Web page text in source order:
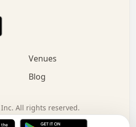
+   .   .   .   .   .   o
.   .   .   .   .   .   .   .
.   .   .   .   .   .   +   .
.   x   .   .   .   .   .   .
.   .   o   .   .   .   .
.   .   .   .   .   :   .   x
.   .   .   .   .   .   .   .
Venues
Blog
All rights reserved.